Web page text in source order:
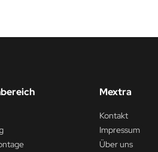
Mextra
Kontakt
Impressum
Über uns